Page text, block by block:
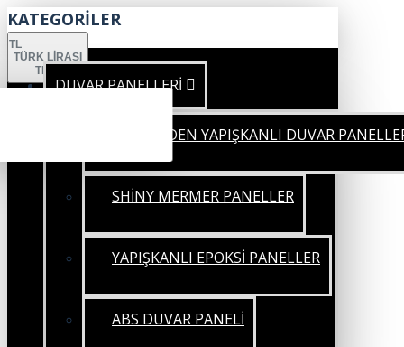
KATEGORİLER
TL
TÜRK LIRASI
TRY
DUVAR PANELLERİ
KENDİNDEN YAPIŞKANLI DUVAR
SHİNY MERMER PANELLER
YAPIŞKANLI EPOKSİ PANELLER
ABS DUVAR PANELİ